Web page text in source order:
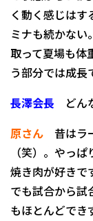
く動く感じは
ミナも続かない
取って夏場も体
う部分では成長
長澤会長 どん
原さん 昔はラ
（笑）。やっ
焼き肉が好きで
でも試合から試
もほとんどでき